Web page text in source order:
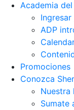
Academia
ADP
Promociones
Conozca
Nuestra
Sumate